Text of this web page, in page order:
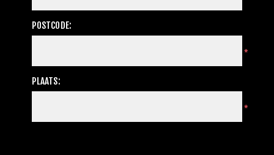
POSTCODE:
*
PLAATS:
*